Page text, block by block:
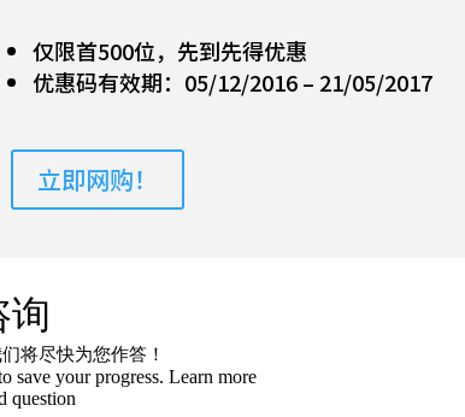
仅限首500位，先到先得优惠
优惠码有效期：05/12/2016 – 21/05/2017
立即网购！